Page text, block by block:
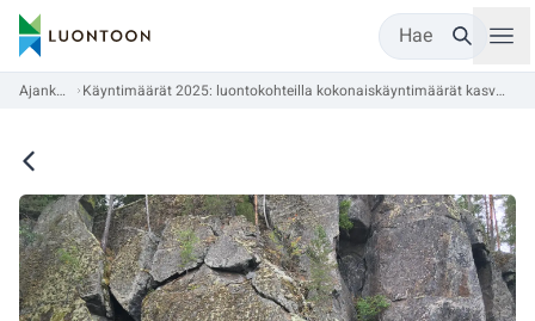
Hae
Ajankohtaista Käyntimäärät 2025: luontokohteilla kokonaiskäyntimäärät kasvoivat, kansallispuistojen käyntimäärissä hieman laskua